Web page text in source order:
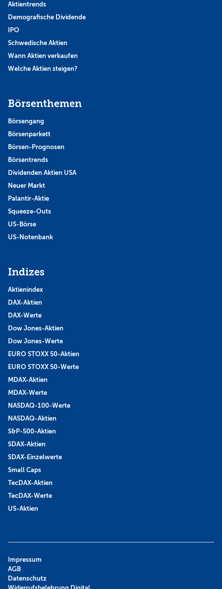
Aktientrends
Demografische Dividende
IPO
Schwedische Aktien
Wann Aktien verkaufen
Welche Aktien steigen?
Börsenthemen
Börsengang
Börsenparkett
Börsen-Prognosen
Börsentrends
Dividenden Aktien USA
Neuer Markt
Palantir-Aktie
Squeeze-Outs
US-Börse
US-Notenbank
Indizes
Aktienindex
DAX-Aktien
DAX-Werte
Dow Jones-Aktien
Dow Jones-Werte
EURO STOXX 50-Aktien
EURO STOXX 50-Werte
MDAX-Aktien
MDAX-Werte
NASDAQ-100-Werte
NASDAQ-Aktien
S&P-500-Aktien
SDAX-Aktien
SDAX-Einzelwerte
Small Caps
TecDAX-Aktien
TecDAX-Werte
US-Aktien
Impressum
AGB
Datenschutz